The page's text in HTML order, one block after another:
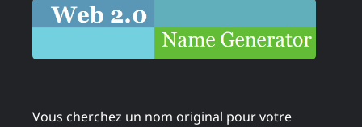
Vous cherchez un nom original pour votre